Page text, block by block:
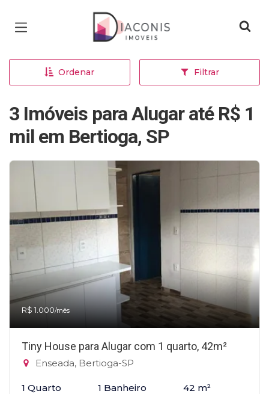
Página inicial
Ordenar Filtrar
3 Imóveis para Alugar até R$ 1
mil em Bertioga, SP
R$ 1.000/mês
Tiny House para Alugar com 1 quarto, 42m²
Enseada, Bertioga-SP
1 Quarto 1 Banheiro 42 m²